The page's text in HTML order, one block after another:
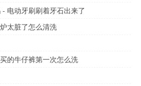
电动牙刷刷着牙石出来了
太脏了怎么清洗
的牛仔裤第一次怎么洗